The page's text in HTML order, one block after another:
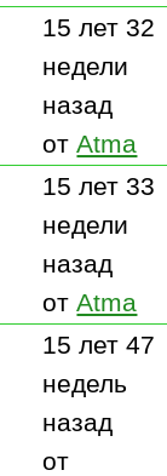
15 лет 32
недели
назад
отAtma
15 лет 33
недели
назад
отAtma
15 лет 47
недель
назад
от